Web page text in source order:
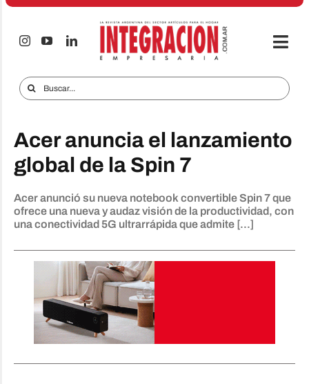
Saltar
Audio & TV
iTECNO
Celulares
Informes Especiales
Anuncie
Contacto
Buscar:
Acer anuncia el lanzamiento
global de la Spin 7
Acer anunció su nueva notebook convertible Spin 7 que
ofrece una nueva y audaz visión de la productividad, con
una conectividad 5G ultrarrápida que admite [...]